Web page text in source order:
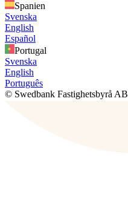
Spanien
Svenska
English
Español
Portugal
Svenska
English
Português
© Swedbank Fastighetsbyrå AB